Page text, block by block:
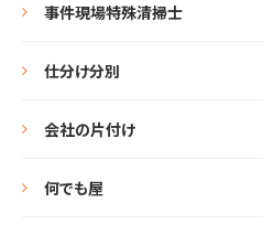
事件現場特殊清掃士
仕分け分別
会社の片付け
何でも屋